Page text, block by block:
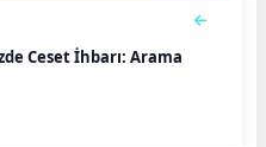
Ceset İhbarı: Arama